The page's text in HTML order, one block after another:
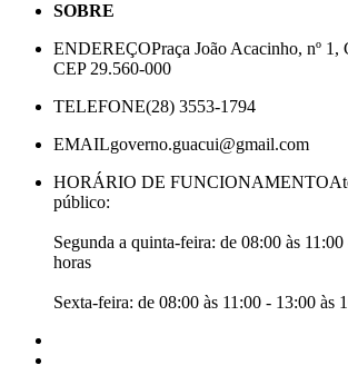
SOBRE
ENDEREÇOPraça João Acacinho, nº 1,
CEP 29.560-000
TELEFONE(28) 3553-1794
EMAILgoverno.guacui@gmail.com
HORÁRIO DE FUNCIONAMENTO
público:
Segunda a quinta-feira: de 08:00 às
horas
Sexta-feira: de 08:00 às 11:00 - 13:00 às